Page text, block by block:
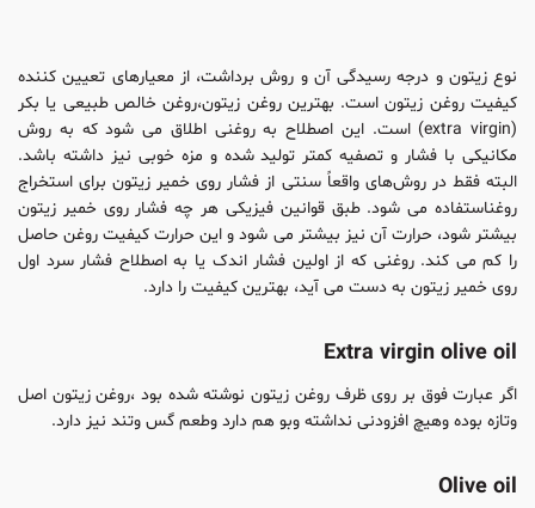
نوع زیتون و درجه رسیدگی آن و روش برداشت، از معیارهای تعیین کننده
کیفیت روغن زیتون است. بهترین روغن زیتون،روغن خالص طبیعی یا بکر
(extra virgin) است. این اصطلاح به روغنی اطلاق می ‌شود که به روش
مکانیکی با فشار و تصفیه کمتر تولید شده و مزه خوبی نیز داشته باشد.
البته فقط در روش‌های واقعاً سنتی از فشار روی خمیر زیتون برای استخراج
روغناستفاده می‌ شود. طبق قوانین فیزیکی هر چه فشار روی خمیر زیتون
بیشتر شود، حرارت آن نیز بیشتر می‌ شود و این حرارت کیفیت روغن حاصل
را کم می‌ کند. روغنی که از اولین فشار اندک یا به اصطلاح فشار سرد اول
روی خمیر زیتون به دست می ‌آید، بهترین کیفیت را دارد.
Extra virgin olive oil
اگر عبارت فوق بر روی ظرف روغن زیتون نوشته شده بود ،روغن زیتون اصل
وتازه بوده وهیچ افزودنی نداشته وبو هم دارد وطعم گس وتند نیز دارد.
Olive oil